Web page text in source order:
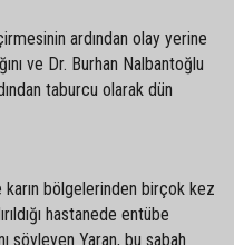
ardından olay yerine
ve Dr. Burhan Nalbantoğlu
taburcu olarak dün
karın bölgelerinden birçok kez
hastanede entübe
söyleyen Yaran, bu sabah